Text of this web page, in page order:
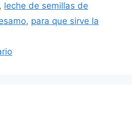
, leche de semillas de
, para que sirve la